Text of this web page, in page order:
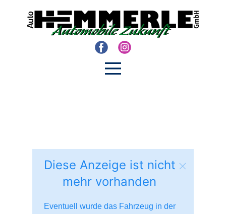
Diese Anzeige ist nicht
mehr vorhanden
Eventuell wurde das Fahrzeug in der